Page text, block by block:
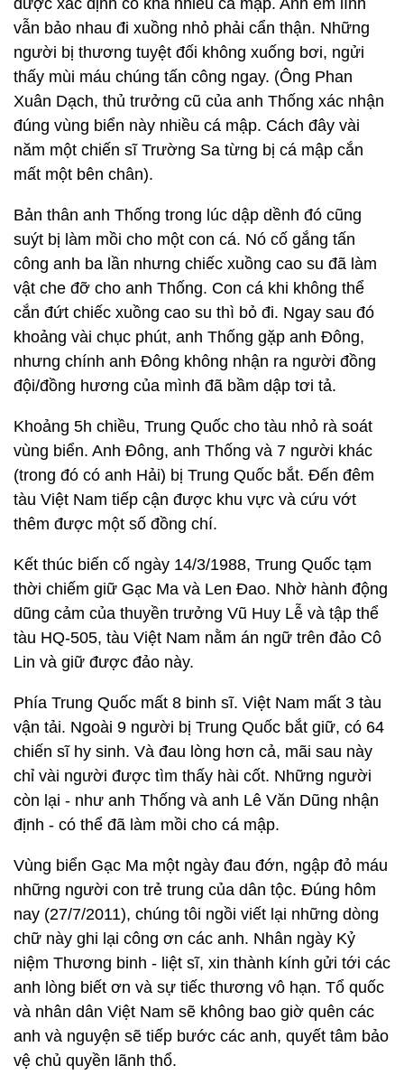
được xác định có khá nhiều cá mập. Anh em lính
vẫn bảo nhau đi xuồng nhỏ phải cẩn thận. Những
người bị thương tuyệt đối không xuống bơi, ngửi
thấy mùi máu chúng tấn công ngay. (Ông Phan
Xuân Dạch, thủ trưởng cũ của anh Thống xác nhận
đúng vùng biển này nhiều cá mập. Cách đây vài
năm một chiến sĩ Trường Sa từng bị cá mập cắn
mất một bên chân).
Bản thân anh Thống trong lúc dập dềnh đó cũng
suýt bị làm mồi cho một con cá. Nó cố gắng tấn
công anh ba lần nhưng chiếc xuồng cao su đã làm
vật che đỡ cho anh Thống. Con cá khi không thể
cắn đứt chiếc xuồng cao su thì bỏ đi. Ngay sau đó
khoảng vài chục phút, anh Thống gặp anh Đông,
nhưng chính anh Đông không nhận ra người đồng
đội/đồng hương của mình đã bầm dập tơi tả.
Khoảng 5h chiều, Trung Quốc cho tàu nhỏ rà soát
vùng biển. Anh Đông, anh Thống và 7 người khác
(trong đó có anh Hải) bị Trung Quốc bắt. Đến đêm
tàu Việt Nam tiếp cận được khu vực và cứu vớt
thêm được một số đồng chí.
Kết thúc biến cố ngày 14/3/1988, Trung Quốc tạm
thời chiếm giữ Gạc Ma và Len Đao. Nhờ hành động
dũng cảm của thuyền trưởng Vũ Huy Lễ và tập thể
tàu HQ-505, tàu Việt Nam nằm án ngữ trên đảo Cô
Lin và giữ được đảo này.
Phía Trung Quốc mất 8 binh sĩ. Việt Nam mất 3 tàu
vận tải. Ngoài 9 người bị Trung Quốc bắt giữ, có 64
chiến sĩ hy sinh. Và đau lòng hơn cả, mãi sau này
chỉ vài người được tìm thấy hài cốt. Những người
còn lại - như anh Thống và anh Lê Văn Dũng nhận
định - có thể đã làm mồi cho cá mập.
Vùng biển Gạc Ma một ngày đau đớn, ngập đỏ máu
những người con trẻ trung của dân tộc. Đúng hôm
nay (27/7/2011), chúng tôi ngồi viết lại những dòng
chữ này ghi lại công ơn các anh. Nhân ngày Kỷ
niệm Thương binh - liệt sĩ, xin thành kính gửi tới các
anh lòng biết ơn và sự tiếc thương vô hạn. Tổ quốc
và nhân dân Việt Nam sẽ không bao giờ quên các
anh và nguyện sẽ tiếp bước các anh, quyết tâm bảo
vệ chủ quyền lãnh thổ.